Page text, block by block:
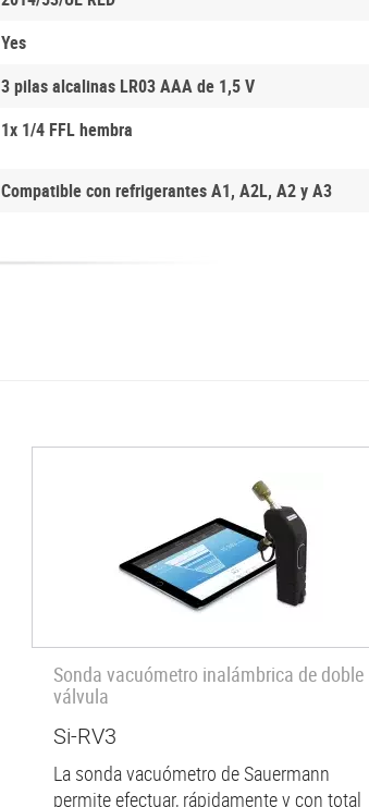
Yes
3 pilas alcalinas LR03 AAA de 1,5 V
1x 1/4 FFL hembra
Compatible con refrigerantes A1, A2L, A2 y A3
Sonda vacuómetro inalámbrica de doble
válvula
Si-RV3
La sonda vacuómetro de Sauermann
permite efectuar, rápidamente y con total